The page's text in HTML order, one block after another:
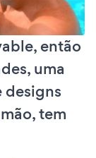
então
uma
designs
tem